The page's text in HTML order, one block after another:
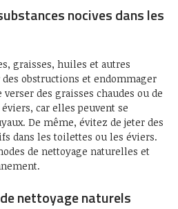
nocives dans les
graisses, huiles et autres
des obstructions et endommager
des graisses chaudes ou de
car elles peuvent se
De même, évitez de jeter des
dans les toilettes ou les éviers.
de nettoyage naturelles et
nettoyage naturels